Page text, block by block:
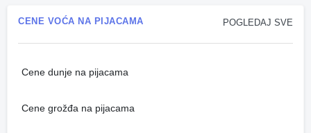
POGLEDAJ SVE
CENE VOĆA NA PIJACAMA
Cene dunje na pijacama
Cene grožđa na pijacama